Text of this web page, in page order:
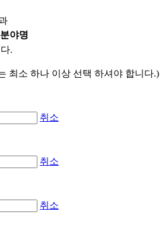
야명
.
최소 하나 이상 선택 하셔야 합니다.)
취소
취소
취소